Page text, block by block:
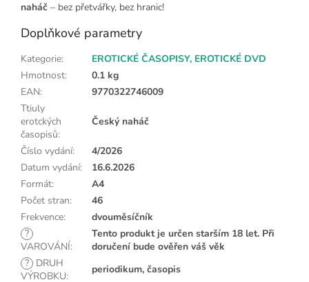
naháč – bez přetvářky, bez hranic!
Doplňkové parametry
Kategorie:
EROTICKÉ ČASOPISY, EROTICKÉ DVD
Hmotnost:
0.1 kg
EAN:
9770322746009
Ttiuly
erotckých
časopisů:
Český naháč
Číslo vydání:
4/2026
Datum vydání:
16.6.2026
Formát:
A4
Počet stran:
46
Frekvence:
dvouměsíčník
?
VAROVÁNÍ:
Tento produkt je určen starším 18 let. Při
doručení bude ověřen váš věk
? DRUH
VÝROBKU:
periodikum, časopis